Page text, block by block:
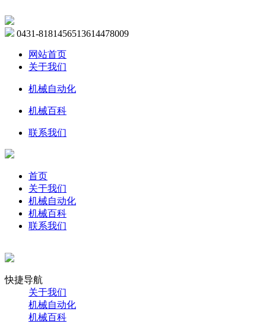
0431-8181456513614478009
网站首页
关于我们
机械自动化
机械百科
联系我们
首页
关于我们
机械自动化
机械百科
联系我们
快捷导航
关于我们
机械自动化
机械百科